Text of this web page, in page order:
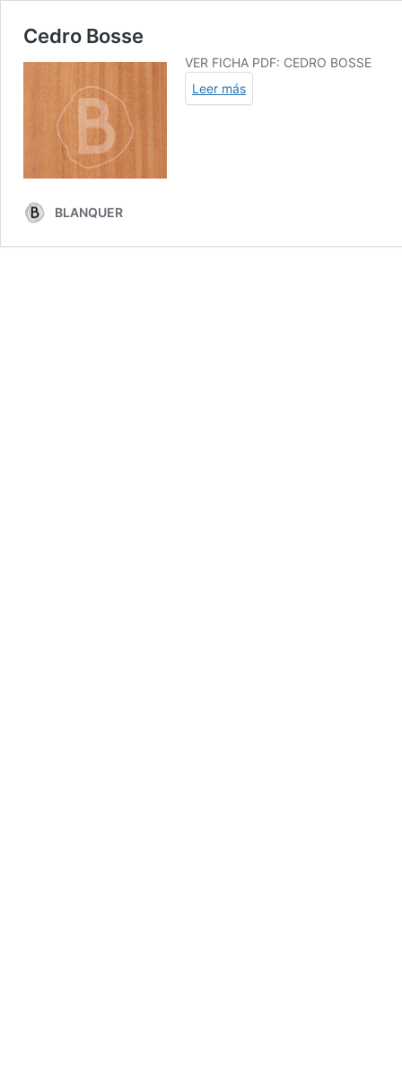
Cedro Bosse
VER FICHA PDF: CEDRO BOSSE
Leer más
BLANQUER